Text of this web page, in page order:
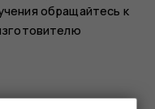
обращайтесь к